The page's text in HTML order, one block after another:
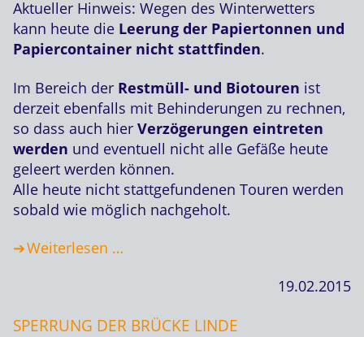
Aktueller Hinweis: Wegen des Winterwetters
kann heute die Leerung der Papiertonnen und
Papiercontainer nicht stattfinden.
Im Bereich der Restmüll- und Biotouren ist
derzeit ebenfalls mit Behinderungen zu rechnen,
so dass auch hier Verzögerungen eintreten
werden und eventuell nicht alle Gefäße heute
geleert werden können.
Alle heute nicht stattgefundenen Touren werden
sobald wie möglich nachgeholt.
Weiterlesen …
19.02.2015
SPERRUNG DER BRÜCKE LINDE